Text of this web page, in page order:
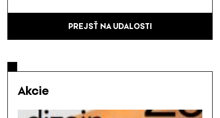
PREJSŤ NA UDALOSTI
Akcie